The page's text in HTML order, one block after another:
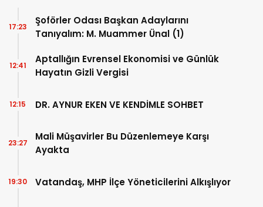
Şoförler Odası Başkan Adaylarını
Tanıyalım: M. Muammer Ünal (1)
17:23
Aptallığın Evrensel Ekonomisi ve Günlük
Hayatın Gizli Vergisi
12:41
DR. AYNUR EKEN VE KENDİMLE SOHBET
12:15
Mali Müşavirler Bu Düzenlemeye Karşı
Ayakta
23:27
Vatandaş, MHP İlçe Yöneticilerini Alkışlıyor
19:30